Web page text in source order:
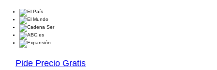
Pide Precio Gratis